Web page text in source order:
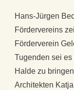
Hans-Jürgen
Fördervereins
Förderverein
Tugenden sei
Halde zu
Architekten